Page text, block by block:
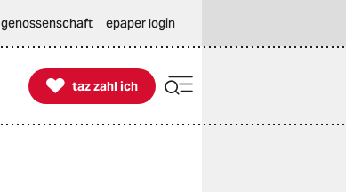
genossenschaft epaper login

taz zahl ich
taz zahl ich